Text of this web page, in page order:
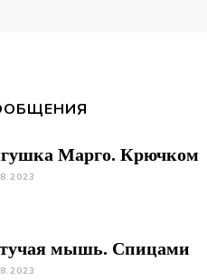
Марго. Крючком
мышь. Спицами